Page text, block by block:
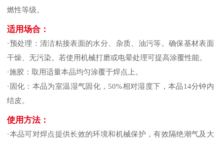
燃性等级。
适用场合：
·预处理：清洁粘接表面的水分、杂质、油污等。确保基材表面
干燥、无污染。若使用机械打磨或电晕处理可提高涂覆性能。
·施胶：取用适量本品均匀涂覆于焊点上。
·固化：本品为室温湿气固化，50%相对湿度下，本品14分钟内
结皮。
使用方法：
·本品可对焊点提供长效的环境和机械保护，有效隔绝潮气及大